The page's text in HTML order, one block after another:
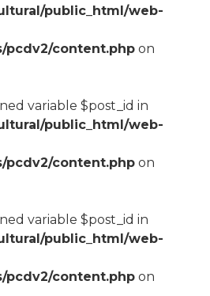
public_html/web-
pcdv2/content.phpon
variable $post_id in
public_html/web-
pcdv2/content.phpon
variable $post_id in
public_html/web-
pcdv2/content.phpon